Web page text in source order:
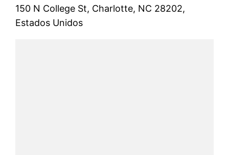
150 N College St, Charlotte, NC 28202,
Estados Unidos